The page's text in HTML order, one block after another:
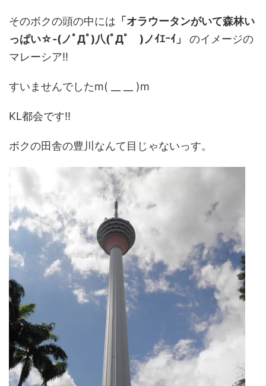
そのボクの頭の中には 「オラウータンがいて森林い
っぱい☆-(ノﾟДﾟ)八(ﾟДﾟ )ノｲｴｰｲ」
のイメージの
マレーシア!!
すいませんでしたm( __ __ )m
KL都会です!!
ボクの田舎の豊川なんて目じゃないっす。